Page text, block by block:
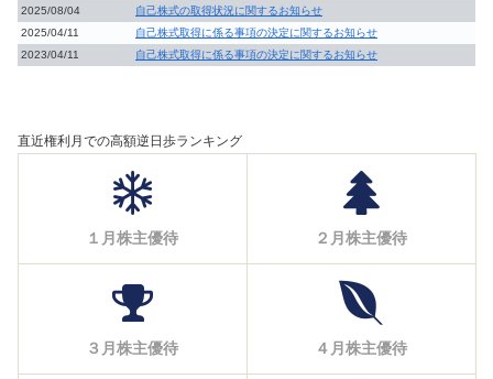
2025/08/04
自己株式の取得状況に関するお知らせ
2025/04/11
自己株式取得に係る事項の決定に関するお知らせ
2023/04/11
自己株式取得に係る事項の決定に関するお知らせ
直近権利月での高額逆日歩ランキング
１月株主優待 ２月株主優待
３月株主優待 ４月株主優待